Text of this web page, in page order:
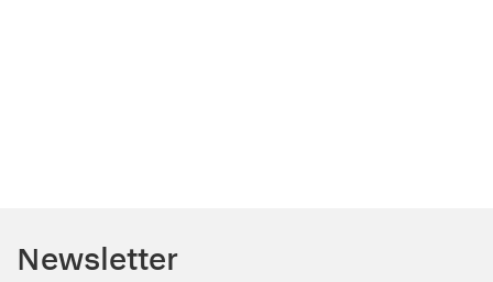
Newsletter